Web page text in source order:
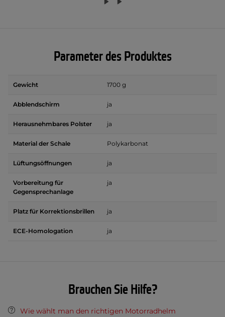
Parameter des Produktes
Gewicht 1700 g
Abblendschirm ja
Herausnehmbares Polster ja
Material der Schale Polykarbonat
Lüftungsöffnungen ja
Vorbereitung für
Gegensprechanlage
ja
Platz für Korrektionsbrillen ja
ECE-Homologation ja
Brauchen Sie Hilfe?
Wie wählt man den richtigen Motorradhelm